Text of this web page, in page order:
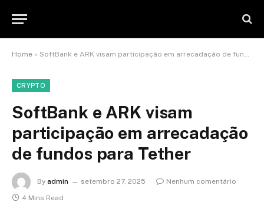
Home » SoftBank e ARK visam participação em arrecadação de fundos para Tether
CRYPTO
SoftBank e ARK visam
participação em arrecadação
de fundos para Tether
By admin setembro 27, 2025
Nenhum comentário
4 Mins Read